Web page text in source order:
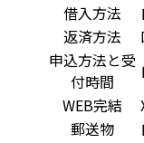
借入方法
返済方法
申込方法と受
付時間
WEB完結
郵送物